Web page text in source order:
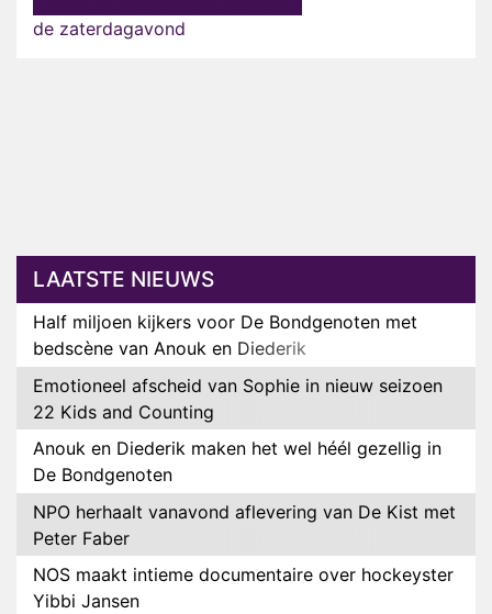
de zaterdagavond
LAATSTE NIEUWS
Half miljoen kijkers voor De Bondgenoten met
bedscène van Anouk en Diederik
Emotioneel afscheid van Sophie in nieuw seizoen
22 Kids and Counting
Anouk en Diederik maken het wel héél gezellig in
De Bondgenoten
NPO herhaalt vanavond aflevering van De Kist met
Peter Faber
NOS maakt intieme documentaire over hockeyster
Yibbi Jansen